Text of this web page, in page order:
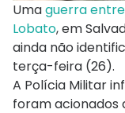
Umaguerra
Lobato, em
ainda não
terça-feira (26).
A Polícia Militar
foram acionados